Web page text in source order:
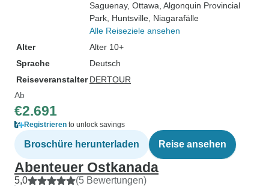
Saguenay, Ottawa , Algonquin Provincial
Park , Huntsville , Niagarafälle
Alle Reiseziele ansehen
Alter
Alter 10+
Sprache
Deutsch
Reiseveranstalter DERTOUR
Ab
€2.691
Registrieren to unlock savings
Broschüre herunterladen Reise ansehen
Abenteuer Ostkanada
5,0 (5 Bewertungen)